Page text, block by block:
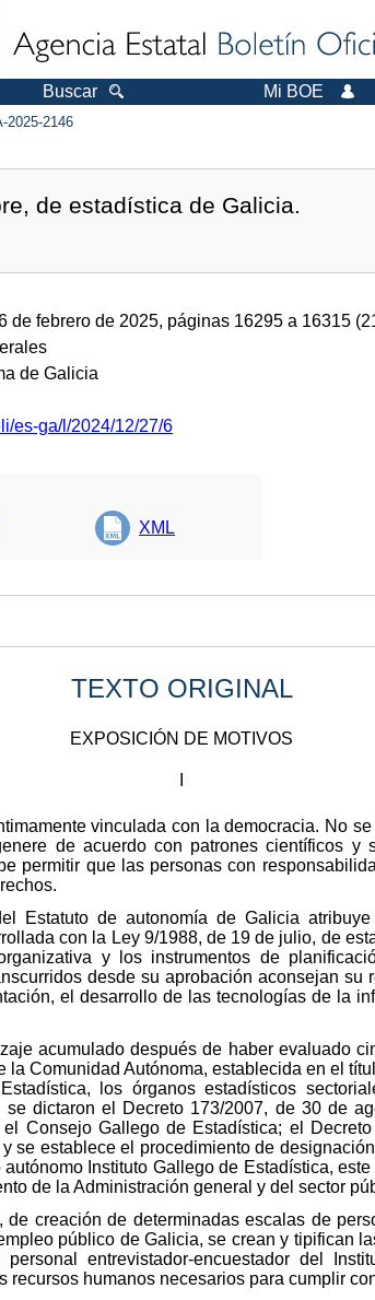
Buscar Mi BOE
2025-2146
de estadística de Galicia.
de febrero de 2025, páginas 16295 a 16315
de Galicia
es-ga/l/2024/12/27/6
XML
TEXTO ORIGINAL
EXPOSICIÓN DE MOTIVOS
vinculada con la democracia. No
de acuerdo con patrones científicos y
permitir que las personas con
Estatuto de autonomía de Galicia
con la Ley 9/1988, de 19 de julio, de
y los instrumentos de
desde su aprobación aconsejan
el desarrollo de las tecnologías de la
acumulado después de haber evaluado
Comunidad Autónoma, establecida en el
los órganos estadísticos
dictaron el Decreto 173/2007, de 30 de
Consejo Gallego de Estadística; el
se establece el procedimiento de
Instituto Gallego de Estadística,
de la Administración general y del sector
creación de determinadas escalas de
público de Galicia, se crean y tipifican
entrevistador-encuestador del
humanos necesarios para cumplir